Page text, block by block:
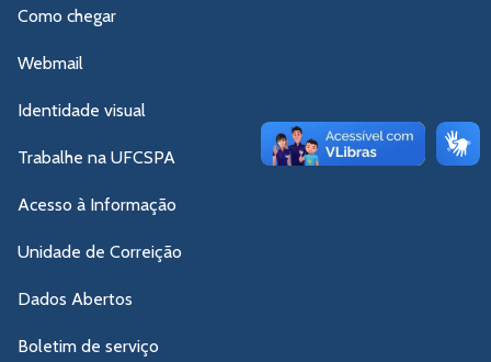
Como chegar
Webmail
Identidade visual
Trabalhe na UFCSPA
Acesso à Informação
Unidade de Correição
Dados Abertos
Boletim de serviço